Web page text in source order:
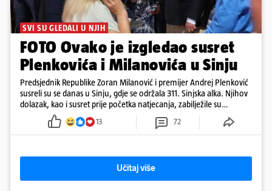
SVI SU GLEDALI U NJIH
FOTO Ovako je izgledao susret
Plenkovića i Milanovića u Sinju
Predsjednik Republike Zoran Milanović i premijer Andrej Plenković
susreli su se danas u Sinju, gdje se održala 311. Sinjska alka. Njihov
dolazak, kao i susret prije početka natjecanja, zabilježile su
kamere. Uz Milanovića i Plenkovića, na Alku su stigli i predsjednik
Hrvatskog sabora Gordan Jandroković, sinjski gradonačelnik Miro
Bulj, zagrebački gradonačelnik Tomislav Tomašević te dubrovački
13 72
Učitaj više